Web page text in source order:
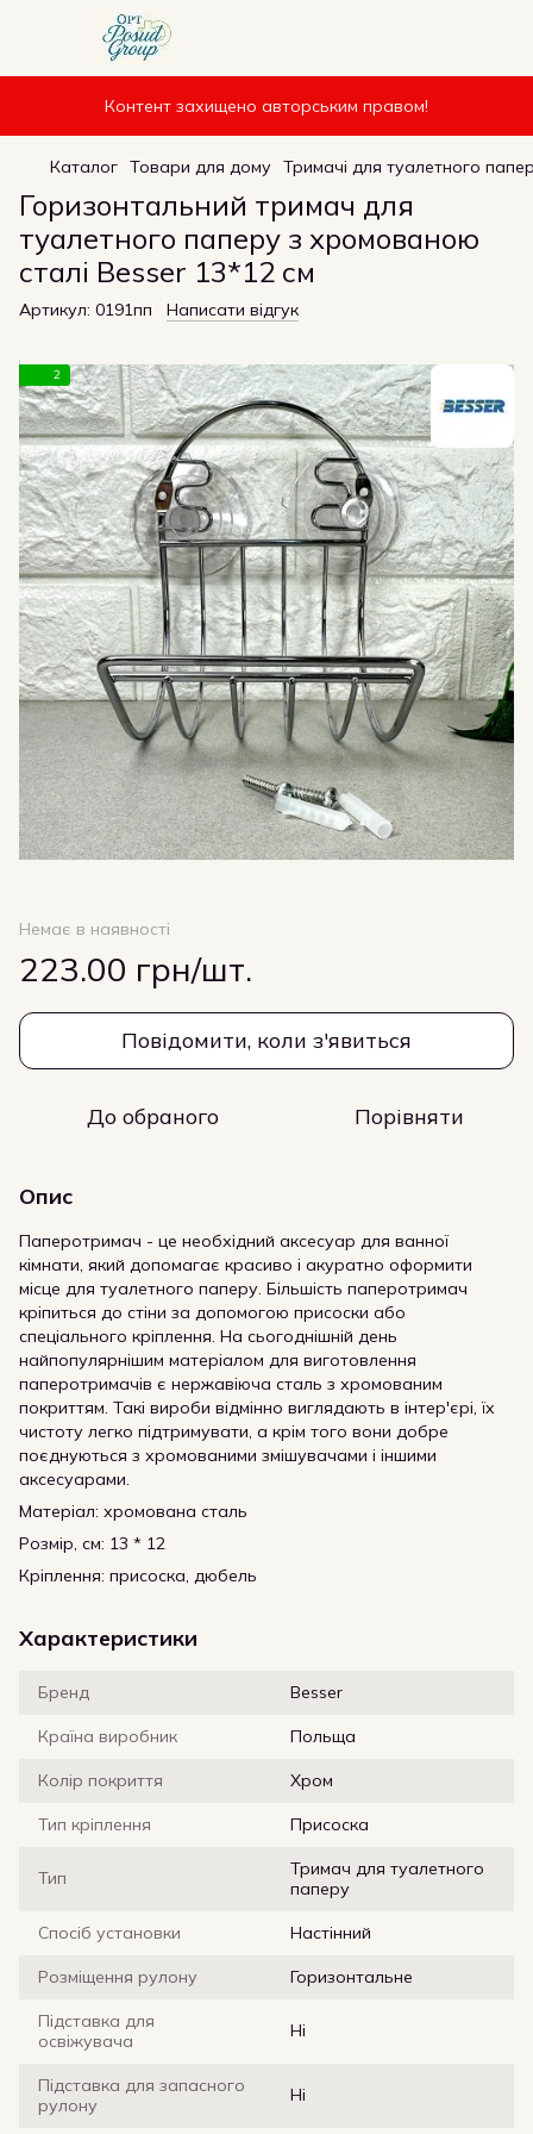
Контент захищено авторським правом!
Каталог Товари для дому Тримачі для туалетного
Горизонтальний тримач для
туалетного паперу з хромованою
сталі Besser 13*12 см
Артикул: 0191пп Написати відгук
2
Немає в наявності
223.00 грн/шт.
Повідомити, коли з'явиться
До обраного Порівняти
Опис
Паперотримач - це необхідний аксесуар для ванної
кімнати, який допомагає красиво і акуратно оформити
місце для туалетного паперу. Більшість паперотримач
кріпиться до стіни за допомогою присоски або
спеціального кріплення. На сьогоднішній день
найпопулярнішим матеріалом для виготовлення
паперотримачів є нержавіюча сталь з хромованим
покриттям. Такі вироби відмінно виглядають в інтер'єрі, їх
чистоту легко підтримувати, а крім того вони добре
поєднуються з хромованими змішувачами і іншими
аксесуарами.
Матеріал: хромована сталь
Розмір, см: 13 * 12
Кріплення: присоска, дюбель
Характеристики
Бренд Besser
Країна виробник Польща
Колір покриття Хром
Тип кріплення Присоска
Тип
Тримач для туалетного
паперу
Спосіб установки Настінний
Розміщення рулону Горизонтальне
Підставка для
освіжувача
Ні
Підставка для запасного
рулону
Ні